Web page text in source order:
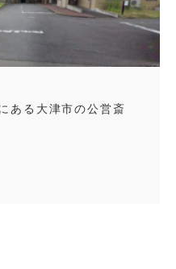
ある大津市の公営斎